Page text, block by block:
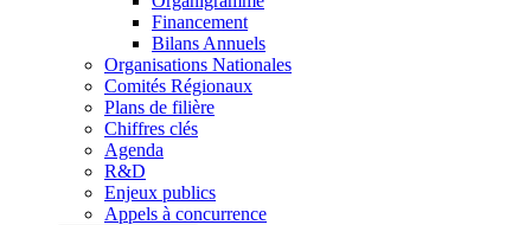
Financement
Bilans Annuels
Organisations Nationales
Comités Régionaux
Plans de filière
Chiffres clés
Agenda
R&D
Enjeux publics
Appels à concurrence